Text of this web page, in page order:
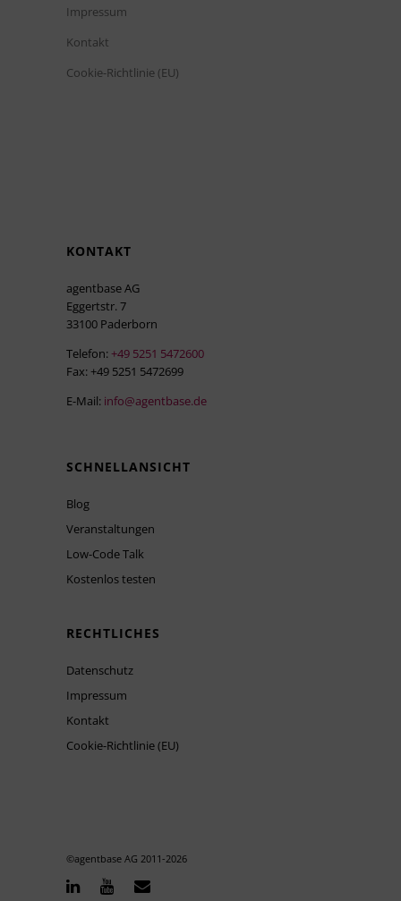
Impressum
Kontakt
Cookie-Richtlinie (EU)
KONTAKT
agentbase AG
Eggertstr. 7
33100 Paderborn
Telefon: +49 5251 5472600
Fax: +49 5251 5472699
E-Mail: info@agentbase.de
SCHNELLANSICHT
Blog
Veranstaltungen
Low-Code Talk
Kostenlos testen
RECHTLICHES
Datenschutz
Impressum
Kontakt
Cookie-Richtlinie (EU)
©agentbase AG 2011-2026